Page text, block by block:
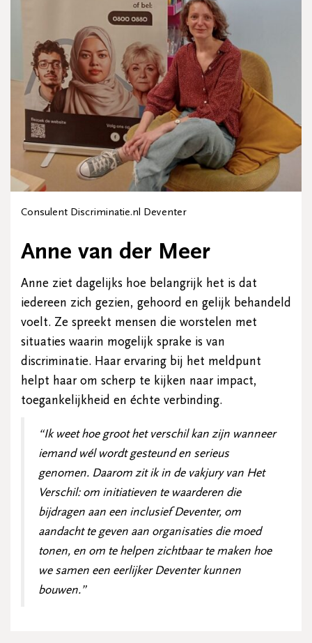
Consulent Discriminatie.nl Deventer
Anne van der Meer
Anne ziet dagelijks hoe belangrijk het is dat
iedereen zich gezien, gehoord en gelijk behandeld
voelt. Ze spreekt mensen die worstelen met
situaties waarin mogelijk sprake is van
discriminatie. Haar ervaring bij het meldpunt
helpt haar om scherp te kijken naar impact,
toegankelijkheid en échte verbinding.
“Ik weet hoe groot het verschil kan zijn wanneer
iemand wél wordt gesteund en serieus
genomen. Daarom zit ik in de vakjury van Het
Verschil: om initiatieven te waarderen die
bijdragen aan een inclusief Deventer, om
aandacht te geven aan organisaties die moed
tonen, en om te helpen zichtbaar te maken hoe
we samen een eerlijker Deventer kunnen
bouwen.”